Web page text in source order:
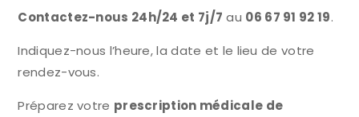
Contactez-nous 24h/24 et 7j/7 au 06 67 91 92 19.
Indiquez-nous l’heure, la date et le lieu de votre
rendez-vous.
Préparez votre prescription médicale de